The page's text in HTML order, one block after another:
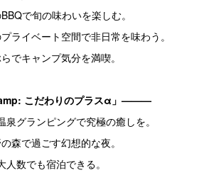
で旬の味わいを楽しむ。
ライベート空間で非日常を味わう。
でキャンプ気分を満喫。
こだわりのプラスα」———
グランピングで究極の癒しを。
森で過ごす幻想的な夜。
数でも宿泊できる。